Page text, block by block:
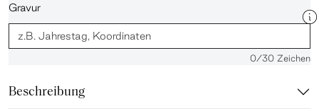
Gravur
0/30 Zeichen
Beschreibung